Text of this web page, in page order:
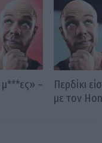
μ***ες» –
Περδίκι
με τον